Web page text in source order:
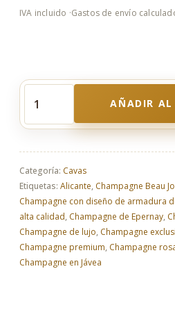
Mínguez
Caja
de
6
Botellas
cantidad
AÑADIR AL
Categoría: Cavas
Etiquetas: Alicante, Champagne Beau
Champagne con diseño de armadura
alta calidad, Champagne de Epernay,
Champagne de lujo, Champagne
Champagne premium, Champagne
Champagne en Jávea